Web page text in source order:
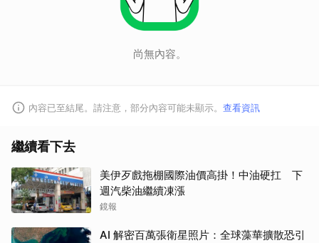
尚無內容。
內容已至結尾。請注意，部分內容可能未顯示。 查看資訊
繼續看下去
美伊歹戲拖棚國際油價高掛！中油硬扛 下
週汽柴油繼續凍漲
鏡報
AI 解密百萬張衛星照片：全球藻華擴散恐引
取消